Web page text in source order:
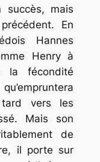
succès, mais
En
Hannes
Henry à
la fécondité
vers les
Mais son
de
il porte sur